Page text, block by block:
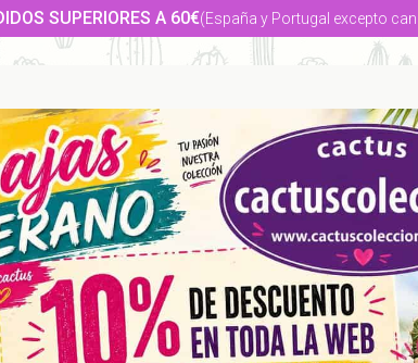
SUPERIORES A 60€(España y Portugal excepto